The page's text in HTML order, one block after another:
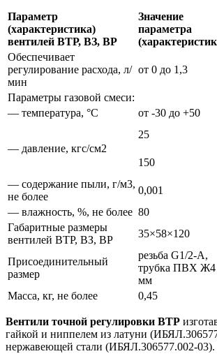
Параметр
(характеристика)
вентилей ВТР, ВЗ, ВР
Значение
параметра
Обеспечивает
регулирование расхода, л/
мин
от 0 до 1,3
Параметры газовой смеси:
— температура, °С
от -30 до +50
— давление, кгс/см2
25
150
— содержание пыли, г/м3,
не более
0,001
— влажность, %, не более 80
Габаритные размеры
вентилей ВТР, ВЗ, ВР
35×58×120
Присоединительный
размер
резьба G1/2-А,
трубка ПВХ
мм
Масса, кг, не более
0,45
Вентили точной регулировки ВТР
гайкой и ниппелем из латуни
нержавеющей стали (ИБЯЛ.306577.002-03).